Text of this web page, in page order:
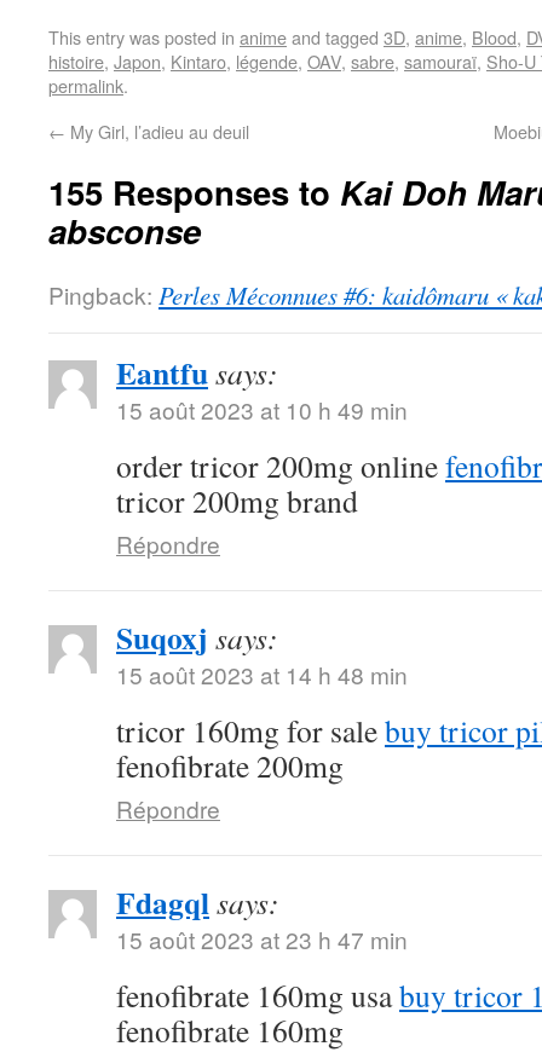
This entry was posted in animeand tagged 3D, anime, Blood,
histoire, Japon, Kintaro, légende, OAV, sabre, samouraï, Sho-U
permalink.
← My Girl, l’adieu au deuil
155 Responses to Kai Doh
absconse
Pingback: Perles Méconnues #6: kaidômaru «
Eantfusays:
15 août 2023 at 10 h 49 min
order tricor 200mg online
tricor 200mg brand
Répondre
Suqoxj says:
15 août 2023 at 14 h 48 min
tricor 160mg for salebuy tricor
fenofibrate 200mg
Répondre
Fdagqlsays:
15 août 2023 at 23 h 47 min
fenofibrate 160mg usabuy tricor
fenofibrate 160mg